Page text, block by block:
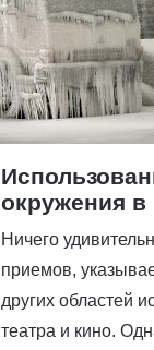
окружения в
Ничего
приемов,
других областей
театра и кино.